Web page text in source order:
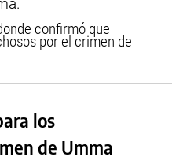
confirmó que
por el crimen de
los
de Umma